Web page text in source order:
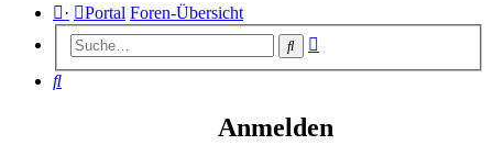
· Portal Foren-Übersicht
Suche
Suche
Anmelden